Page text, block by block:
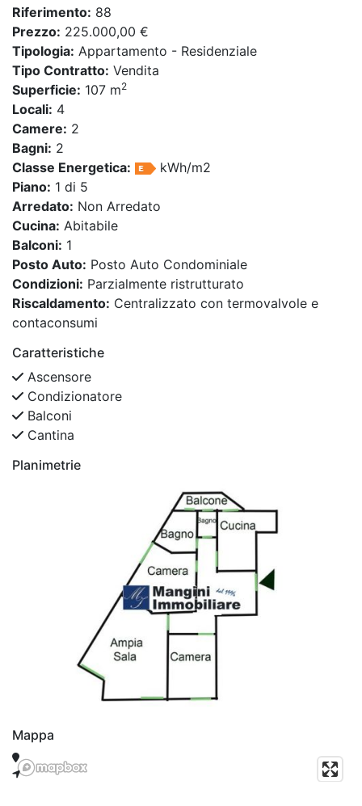
Riferimento: 88
Prezzo: 225.000,00 €
Tipologia: Appartamento - Residenziale
Tipo Contratto: Vendita
Superficie: 107 m2
Locali: 4
Camere: 2
Bagni: 2
Classe Energetica:
kWh/m2
Piano: 1 di 5
Arredato: Non Arredato
Cucina: Abitabile
Balconi: 1
Posto Auto: Posto Auto Condominiale
Condizioni: Parzialmente ristrutturato
Riscaldamento: Centralizzato con termovalvole e
contaconsumi
Caratteristiche
Ascensore
Condizionatore
Balconi
Cantina
Planimetrie
Mappa